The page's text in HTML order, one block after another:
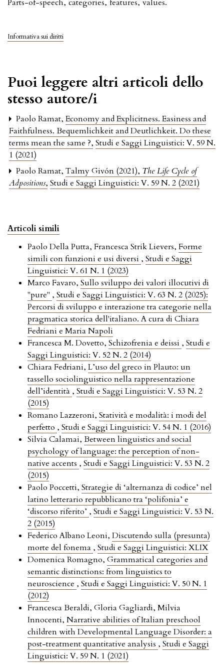
Parts-of-speech, categories, features, values.
Informativa sui diritti
Puoi leggere altri articoli dello
stesso autore/i
Paolo Ramat,Economy and Explicitness. Easiness and
Faithfulness. Bequemlichkeit and Deutlichkeit. Do these
terms mean the same ?, Studi e Saggi Linguistici: V. 59 N.
1 (2021)
Paolo Ramat, Talmy Givón (2021), The Life Cycle of
Adpositions, Studi e Saggi Linguistici: V. 59 N. 2 (2021)
Articoli simili
Paolo Della Putta, Francesca Strik Lievers, Forme
simili con funzioni e usi diversi , Studi e Saggi
Linguistici: V. 61 N. 1 (2023)
Marco Favaro, Sullo sviluppo dei valori illocutivi di
"pure" , Studi e Saggi Linguistici: V. 63 N. 2 (2025):
Percorsi di sviluppo e interazione tra categorie nella
pragmatica storica dell'italiano. A cura di Chiara
Fedriani e Maria Napoli
Francesca M. Dovetto, Schizofrenia e deissi , Studi e
Saggi Linguistici: V. 52 N. 2 (2014)
Chiara Fedriani, L’uso del greco in Plauto: un
tassello sociolinguistico nella rappresentazione
dell’identità , Studi e Saggi Linguistici: V. 53 N. 2
(2015)
Romano Lazzeroni, Statività e modalità: i modi del
perfetto , Studi e Saggi Linguistici: V. 54 N. 1 (2016)
Silvia Calamai, Between linguistics and social
psychology of language: the perception of non-
native accents , Studi e Saggi Linguistici: V. 53 N. 2
(2015)
Paolo Poccetti, Strategie di ‘alternanza di codice’ nel
latino letterario repubblicano tra ‘polifonia’ e
‘discorso riferito’ , Studi e Saggi Linguistici: V. 53 N.
2 (2015)
Federico Albano Leoni, Discutendo sulla (presunta)
morte del fonema , Studi e Saggi Linguistici: XLIX
Domenica Romagno, Grammatical categories and
semantic distinctions: from linguistics to
neuroscience , Studi e Saggi Linguistici: V. 50 N. 1
(2012)
Francesca Beraldi, Gloria Gagliardi, Milvia
Innocenti, Narrative abilities of Italian preschool
children with Developmental Language Disorder: a
post-treatment quantitative analysis , Studi e Saggi
Linguistici: V. 59 N. 1 (2021)